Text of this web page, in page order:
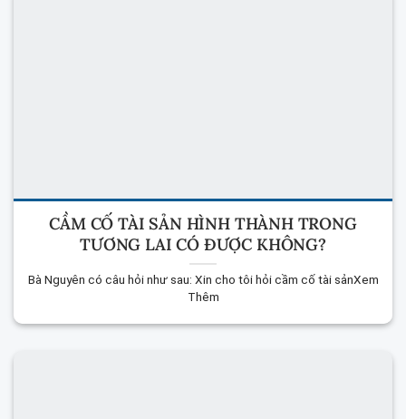
CẦM CỐ TÀI SẢN HÌNH THÀNH TRONG
TƯƠNG LAI CÓ ĐƯỢC KHÔNG?
Bà Nguyên có câu hỏi như sau: Xin cho tôi hỏi cầm cố tài sảnXem
Thêm